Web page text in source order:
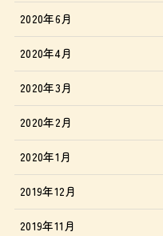
2020年6月
2020年4月
2020年3月
2020年2月
2020年1月
2019年12月
2019年11月